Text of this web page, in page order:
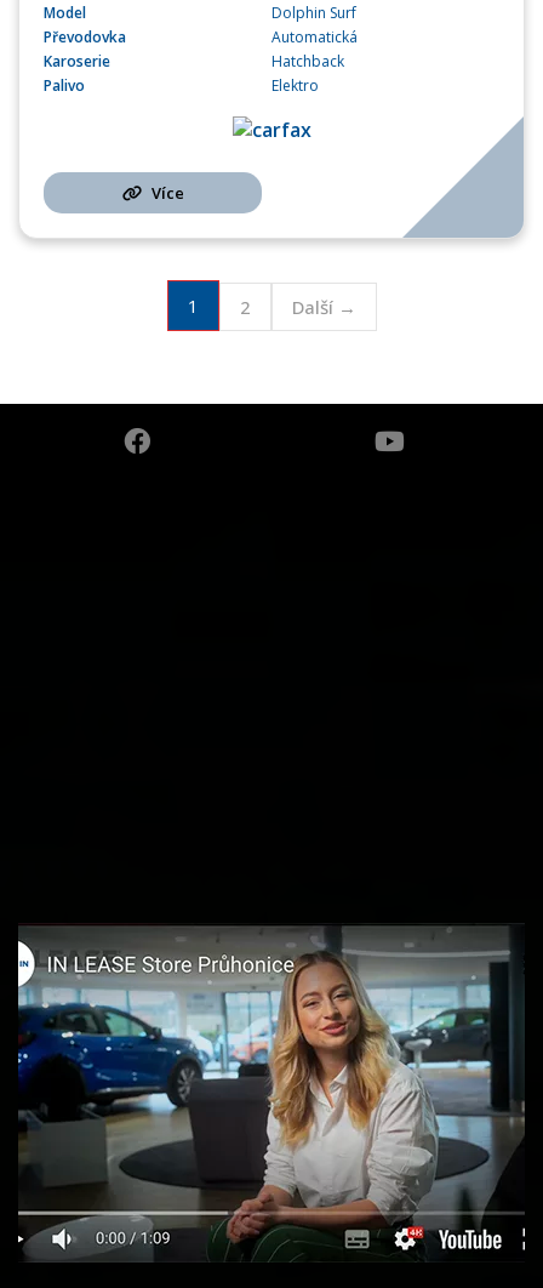
Model
Dolphin Surf
Převodovka
Automatická
Karoserie
Hatchback
Palivo
Elektro
Více
1 2 Další →